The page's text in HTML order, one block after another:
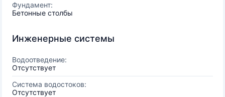
Фундамент:
Бетонные столбы
Инженерные системы
Водоотведение:
Отсутствует
Система водостоков:
Отсутствует